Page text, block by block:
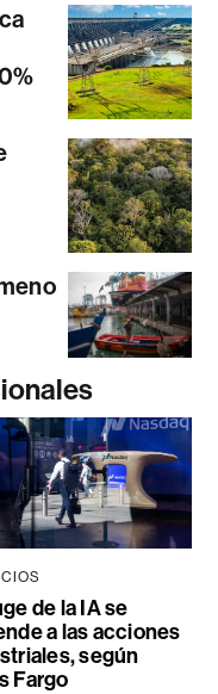
de la IA se
a las acciones
según
Fargo